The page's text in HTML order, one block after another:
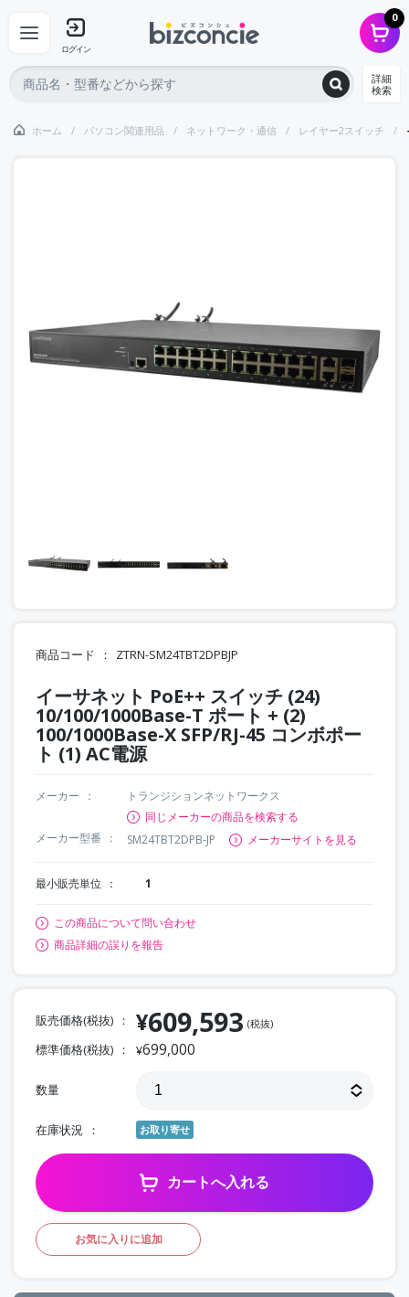
ログイン
0
詳細
検索
ホーム パソコン関連用品 ネットワーク・通信 レイヤー2スイッチ
商品コード ZTRN-SM24TBT2DPBJP
イーサネット PoE++ スイッチ (24)
10/100/1000Base-T ポート + (2)
100/1000Base-X SFP/RJ-45 コンボポー
ト (1) AC電源
メーカー
トランジションネットワークス
同じメーカーの商品を検索する
メーカー型番
SM24TBT2DPB-JP メーカーサイトを見る
最小販売単位 1
この商品について問い合わせ
商品詳細の誤りを報告
販売価格(税抜) ¥609,593 (税抜)
標準価格(税抜) ¥699,000
数量
在庫状況 お取り寄せ
カートへ入れる
お気に入りに追加